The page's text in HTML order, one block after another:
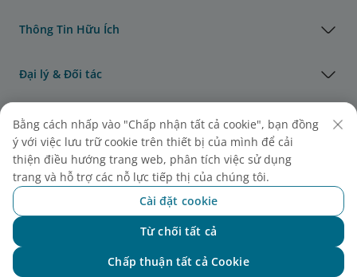
Thông Tin Hữu Ích
Đại lý & Đối tác
Vận Tải Hàng Hóa
Giải thưởng của Vietnam Airlines
Bằng cách nhấp vào "Chấp nhận tất cả cookie", bạn đồng
ý với việc lưu trữ cookie trên thiết bị của mình để cải
thiện điều hướng trang web, phân tích việc sử dụng
trang và hỗ trợ các nỗ lực tiếp thị của chúng tôi.
Cài đặt cookie
Từ chối tất cả
Chấp thuận tất cả Cookie